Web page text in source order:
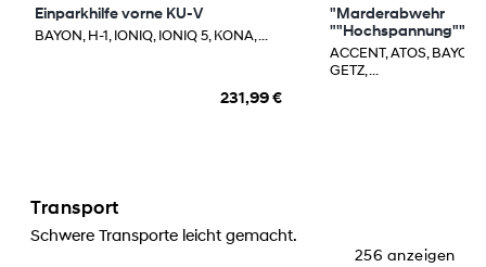
Einparkhilfe vorne KU-V
BAYON, H-1, IONIQ, IONIQ 5, KONA, ...
231,99 €
"Marderabwehr
""Hochspannung""
ACCENT, ATOS,
GETZ, ...
Transport
Schwere Transporte leicht gemacht.
256 anzeigen